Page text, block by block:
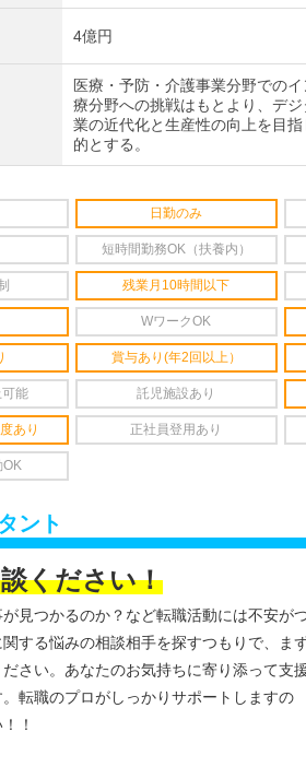
4億円
医療・予防・介護事業分野での
療分野への挑戦はもとより、デ
業の近代化と生産性の向上を目
的とする。
日勤のみ
短時間勤務OK（扶養内）
残業月10時間以下
WワークOK
賞与あり(年2回以上）
能 託児施設あり
あり 正社員登用あり
OK
ント
ください！
見つかるのか？など転職活動には不安が
する悩みの相談相手を探すつもりで、ま
さい。あなたのお気持ちに寄り添って支
転職のプロがしっかりサポートしますの
！